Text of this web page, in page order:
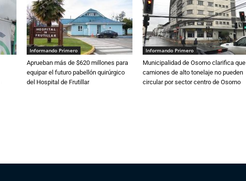
Informando Primero
Aprueban más de $620 millones para
equipar el futuro pabellón quirúrgico
del Hospital de Frutillar
Informando Primero
Municipalidad de Osorno clarifica que
camiones de alto tonelaje no pueden
circular por sector centro de Osorno